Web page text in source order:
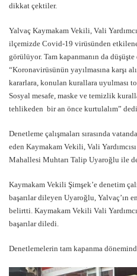
dikkat çektiler.
Yalvaç Kaymakam Vekili, Vali
ilçemizde Covid-19 virüsünden
görülüyor. Tam kapanmanın da
“Koronavirüsünün yayılmasına karşı
kararlara, konulan kurallara uyulması
Sosyal mesafe, maske ve temizlik
tehlikeden bir an önce kurtulalım” dedi.
Denetleme çalışmaları sırasında
eden Kaymakam Vekili, Vali
Mahallesi Muhtarı Talip Uyaroğlu ile
Kaymakam Vekili Şimşek’e denetim
başarılar dileyen Uyaroğlu, Yalvaç’ın
belirtti. Kaymakam Vekili Vali
başarılar diledi.
Denetlemelerin tam kapanma